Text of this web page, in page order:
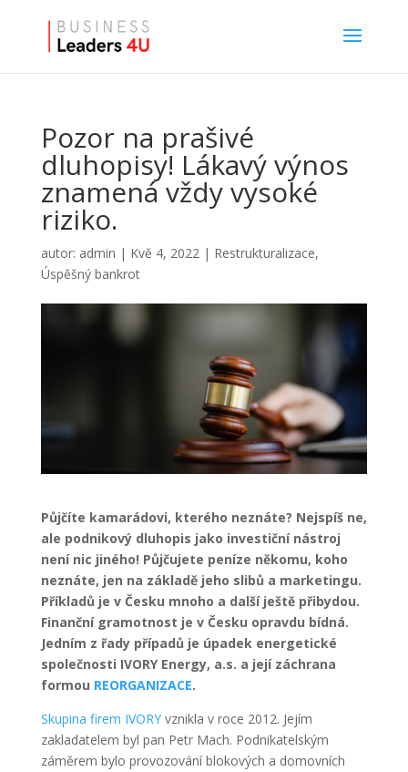
Pozor na prašivé
dluhopisy! Lákavý výnos
znamená vždy vysoké
riziko.
autor: admin | Kvě 4, 2022| Restrukturalizace,
Úspěšný bankrot
Půjčíte kamarádovi, kterého neznáte? Nejspíš ne,
ale podnikový dluhopis jako investiční nástroj
není nic jiného! Půjčujete peníze někomu, koho
neznáte, jen na základě jeho slibů a marketingu.
Příkladů je v Česku mnoho a další ještě přibydou.
Finanční gramotnost je v Česku opravdu bídná.
Jedním z řady případů je úpadek energetické
společnosti IVORY Energy, a.s. a její záchrana
formou REORGANIZACE.
Skupina firem IVORYvznikla v roce 2012. Jejím
zakladatelem byl pan Petr Mach. Podnikatelským
záměrem bylo provozování blokových a domovních